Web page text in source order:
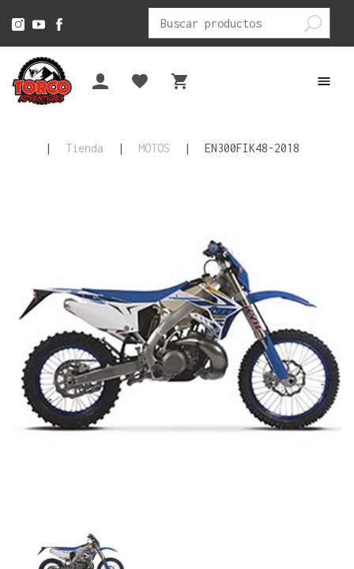
Buscar
por:
| Tienda | MOTOS | EN300FIK48-2018